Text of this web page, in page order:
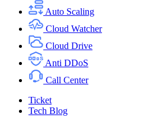
Auto Scaling
Cloud Watcher
Cloud Drive
Anti DDoS
Call Center
Ticket
Tech Blog